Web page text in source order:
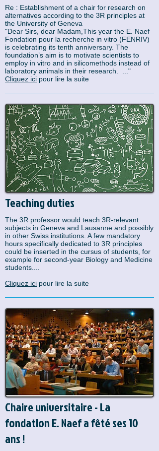
Re : Establishment of a chair for research on
alternatives according to the 3R principles at
the University of Geneva
"Dear Sirs, dear Madam,This year the E. Naef
Fondation pour la recherche in vitro (FENRIV)
is celebrating its tenth anniversary. The
foundation’s aim is to motivate scientists to
employ in vitro and in silicomethods instead of
laboratory animals in their research. ..."
Cliquez ici pour lire la suite
Teaching duties
The 3R professor would teach 3R-relevant
subjects in Geneva and Lausanne and possibly
in other Swiss institutions. A few mandatory
hours specifically dedicated to 3R principles
could be inserted in the cursus of students, for
example for second-year Biology and Medicine
students....
Cliquez ici pour lire la suite
Chaire universitaire - La
fondation E. Naef a fêté ses 10
ans !